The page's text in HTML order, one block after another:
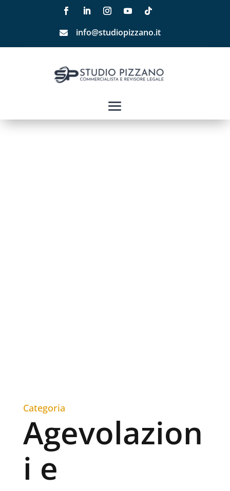
 info@studiopizzano.it
Categoria
Agevolazion
i e